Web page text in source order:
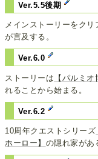
Ver.5.5後期
メインストーリーをク
が言及する。
Ver.6.0
ストーリーは 【パルミ
れることから始まる。
Ver.6.2
10周年クエストシリーズ
ホーロー】 の隠れ家があ